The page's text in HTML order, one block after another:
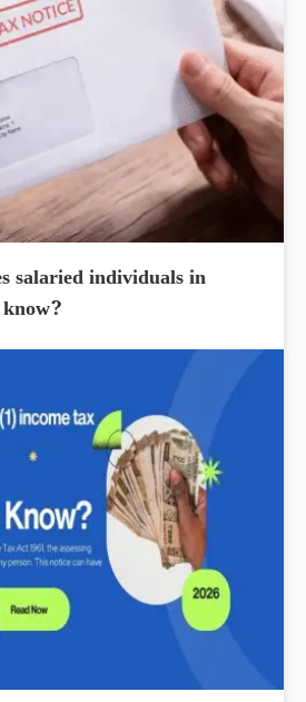
salaried individuals in